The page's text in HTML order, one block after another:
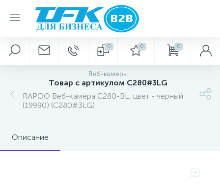
0 0 0
Веб-камеры
Товар с артикулом C280#3LG
RAPOO Веб-камера C280-BL, цвет - черный
(19990) (C280#3LG)
Описание